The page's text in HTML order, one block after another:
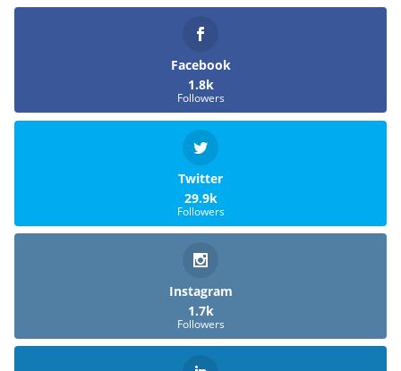
Facebook
1.8k
Followers
Twitter
29.9k
Followers
Instagram
1.7k
Followers